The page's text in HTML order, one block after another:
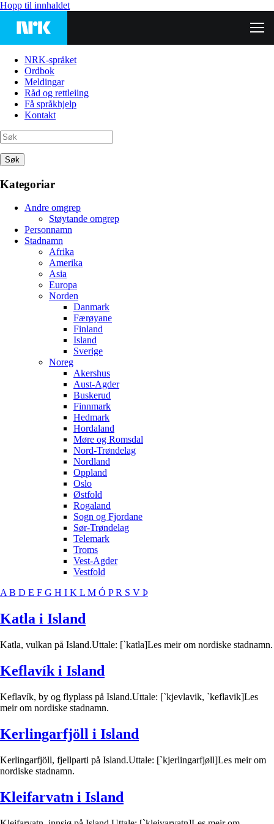
Hopp til innhaldet
NRK-språket
Ordbok
Meldingar
Råd og rettleiing
Få språkhjelp
Kontakt
Søk
Kategoriar
Andre omgrep
Støytande omgrep
Personnamn
Stadnamn
Afrika
Amerika
Asia
Europa
Norden
Danmark
Færøyane
Finland
Island
Sverige
Noreg
Akershus
Aust-Agder
Buskerud
Finnmark
Hedmark
Hordaland
Møre og Romsdal
Nord-Trøndelag
Nordland
Oppland
Oslo
Østfold
Rogaland
Sogn og Fjordane
Sør-Trøndelag
Telemark
Troms
Vest-Agder
Vestfold
AB D E F G H I K L M Ó PR S V Þ
Katla i Island
Katla, vulkan på Island.Uttale: [`katla]Les meir om nordiske stadnamn.
Keflavík i Island
Keflavík, by og flyplass på Island.Uttale: [`kjevlavik, `keflavik]Les
meir om nordiske stadnamn.
Kerlingarfjöll i Island
Kerlingarfjöll, fjellparti på Island.Uttale: [`kjerlingarfjøll]Les meir om
nordiske stadnamn.
Kleifarvatn i Island